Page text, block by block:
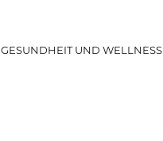
GESUNDHEIT UND WELLNESS